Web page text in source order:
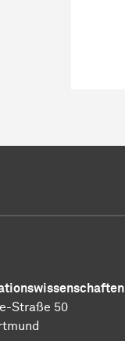
Straße 50